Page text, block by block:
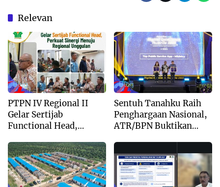
Relevan
Blog
PTPN IV Regional II
Gelar Sertijab
Functional Head,
Regional Unggulan
Blog
Sentuh Tanahku Raih
Penghargaan Nasional,
ATR/BPN Buktikan